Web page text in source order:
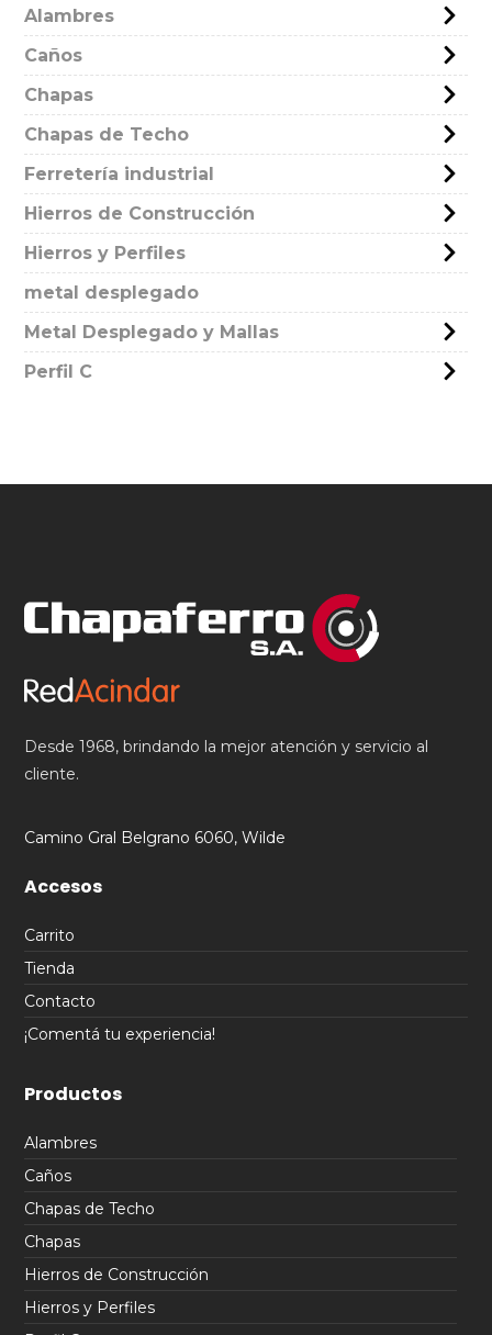
Alambres
Caños
Chapas
Chapas de Techo
Ferretería industrial
Hierros de Construcción
Hierros y Perfiles
metal desplegado
Metal Desplegado y Mallas
Perfil C
Desde 1968, brindando la mejor atención y servicio al
cliente.
Camino Gral Belgrano 6060, Wilde
Accesos
Carrito
Tienda
Contacto
¡Comentá tu experiencia!
Productos
Alambres
Caños
Chapas de Techo
Chapas
Hierros de Construcción
Hierros y Perfiles